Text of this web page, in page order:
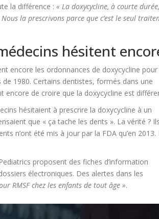
la différence :« La doxycycline, à courte
la prescrivons parce que c’est le seul
hésitent
encore les ordonnances de doxycycline
1980. Certains dentistes, formés dans une
de croire que la doxycycline est
hésitaient à prescrire la doxycycline à un
que « ça tache les dents ». La vérité ?
n’ont été mis à jour par la FDA qu’en 2013.
proposent des fiches d’information
électroniques. Des alertes dans les
RMSF chez les enfants de tout âge ».